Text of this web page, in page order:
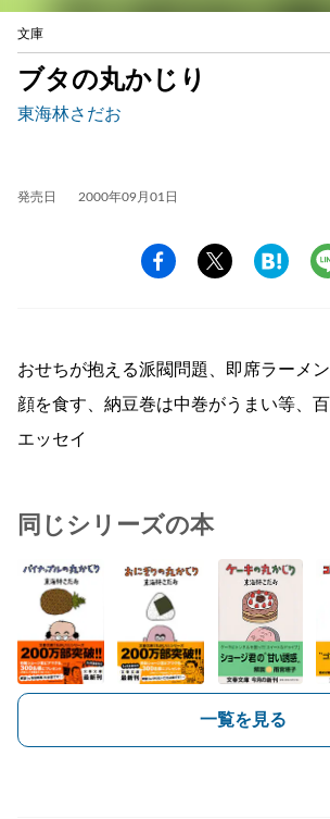
文庫
ブタの丸かじり
東海林さだお
発売日 2000年09月01日
おせちが抱える派閥問題、即席ラーメ
顔を食す、納豆巻は中巻がうまい等、
エッセイ
同じシリーズの本
一覧を見る